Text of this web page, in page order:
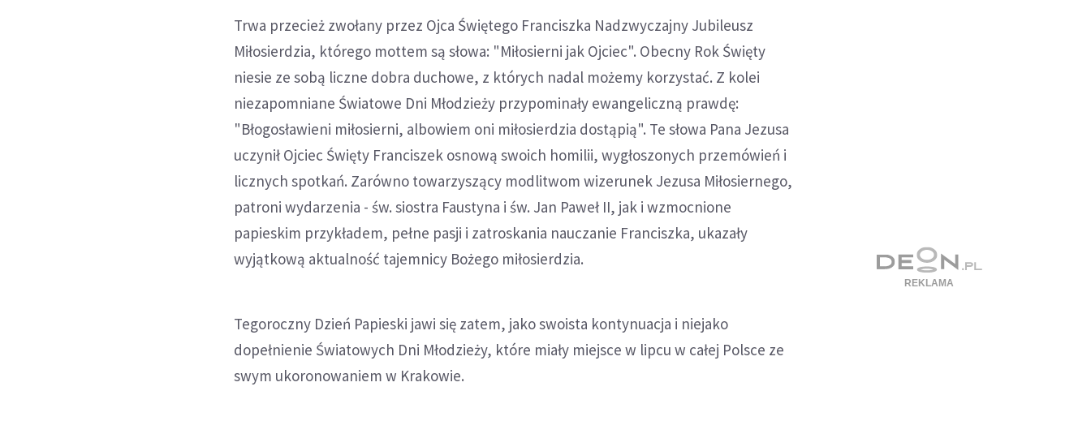
Trwa przecież zwołany przez Ojca Świętego Franciszka Nadzwyczajny Jubileusz
Miłosierdzia, którego mottem są słowa: "Miłosierni jak Ojciec". Obecny Rok Święty
niesie ze sobą liczne dobra duchowe, z których nadal możemy korzystać. Z kolei
niezapomniane Światowe Dni Młodzieży przypominały ewangeliczną prawdę:
"Błogosławieni miłosierni, albowiem oni miłosierdzia dostąpią". Te słowa Pana Jezusa
uczynił Ojciec Święty Franciszek osnową swoich homilii, wygłoszonych przemówień i
licznych spotkań. Zarówno towarzyszący modlitwom wizerunek Jezusa Miłosiernego,
patroni wydarzenia - św. siostra Faustyna i św. Jan Paweł II, jak i wzmocnione
papieskim przykładem, pełne pasji i zatroskania nauczanie Franciszka, ukazały
wyjątkową aktualność tajemnicy Bożego miłosierdzia.
Tegoroczny Dzień Papieski jawi się zatem, jako swoista kontynuacja i niejako
dopełnienie Światowych Dni Młodzieży, które miały miejsce w lipcu w całej Polsce ze
swym ukoronowaniem w Krakowie.